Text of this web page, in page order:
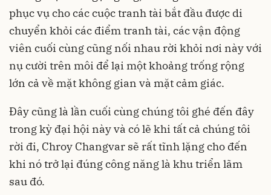
phục vụ cho các cuộc tranh tài bắt đầu được di
chuyển khỏi các điểm tranh tài, các vận động
viên cuối cùng cũng nối nhau rời khỏi nơi này với
nụ cười trên môi để lại một khoảng trống rộng
lớn cả về mặt không gian và mặt cảm giác.
Đây cũng là lần cuối cùng chúng tôi ghé đến đây
trong kỳ đại hội này và có lẽ khi tất cả chúng tôi
rời đi, Chroy Changvar sẽ rất tĩnh lặng cho đến
khi nó trở lại đúng công năng là khu triển lãm
sau đó.